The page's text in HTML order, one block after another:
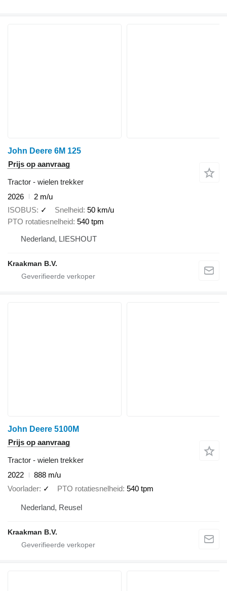
John Deere 6M 125
Prijs op aanvraag
Tractor - wielen trekker
2026
2 m/u
ISOBUS ✓ Snelheid 50 km/u
PTO rotatiesnelheid 540 tpm
Nederland, LIESHOUT
Kraakman B.V.
John Deere 5100M
Prijs op aanvraag
Tractor - wielen trekker
2022
888 m/u
Voorlader ✓ PTO rotatiesnelheid 540 tpm
Nederland, Reusel
Kraakman B.V.